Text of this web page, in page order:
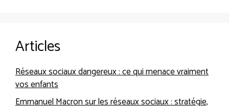
Articles
Réseaux sociaux dangereux : ce qui menace vraiment
vos enfants
Emmanuel Macron sur les réseaux sociaux : stratégie,